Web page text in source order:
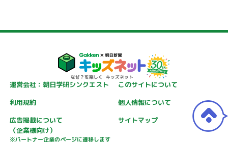
運営会社：朝日学研シンクエスト
このサイトについて
利用規約
個人情報について
広告掲載について
（企業様向け）
※パートナー企業のページに遷移します
サイトマップ